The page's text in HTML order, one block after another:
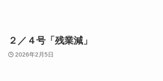
２／４号「残業減」
2026年2月5日